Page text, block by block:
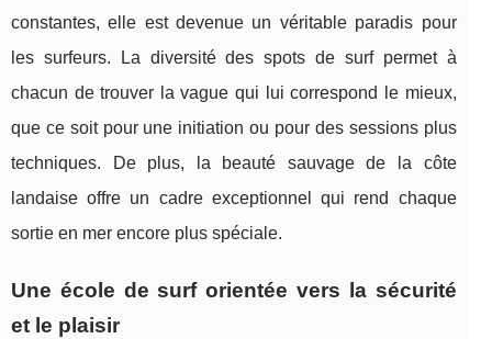
constantes, elle est devenue un véritable paradis pour
les surfeurs. La diversité des spots de surf permet à
chacun de trouver la vague qui lui correspond le mieux,
que ce soit pour une initiation ou pour des sessions plus
techniques. De plus, la beauté sauvage de la côte
landaise offre un cadre exceptionnel qui rend chaque
sortie en mer encore plus spéciale.
Une école de surf orientée vers la sécurité
et le plaisir